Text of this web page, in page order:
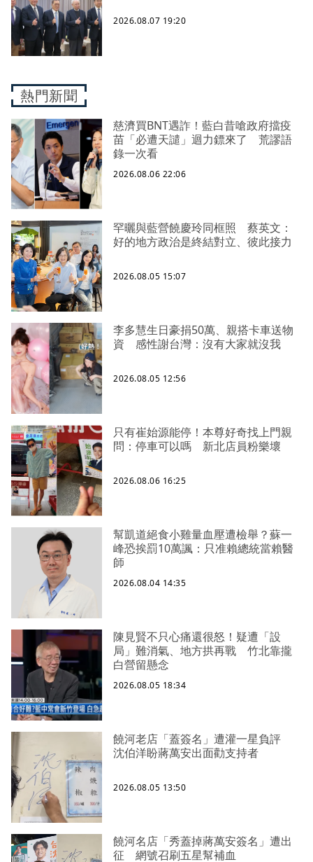
2026.08.07 19:20
熱門新聞
慈濟買BNT遇詐！藍白昔嗆政府擋疫
苗「必遭天譴」迴力鏢來了 荒謬語
錄一次看
2026.08.06 22:06
罕曬與藍營饒慶玲同框照 蔡英文：
好的地方政治是終結對立、彼此接力
2026.08.05 15:07
李多慧生日豪捐50萬、親搭卡車送物
資 感性謝台灣：沒有大家就沒我
2026.08.05 12:56
只有崔始源能停！本尊好奇找上門親
問：停車可以嗎 新北店員粉樂壞
2026.08.06 16:25
幫凱道絕食小雞量血壓遭檢舉？蘇一
峰恐挨罰10萬諷：只准賴總統當賴醫
師
2026.08.04 14:35
陳見賢不只心痛還很怒！疑遭「設
局」難消氣、地方拱再戰 竹北靠攏
白營留懸念
2026.08.05 18:34
饒河老店「蓋簽名」遭灌一星負評
沈伯洋盼蔣萬安出面勸支持者
2026.08.05 13:50
饒河名店「秀蓋掉蔣萬安簽名」遭出
征 網號召刷五星幫補血